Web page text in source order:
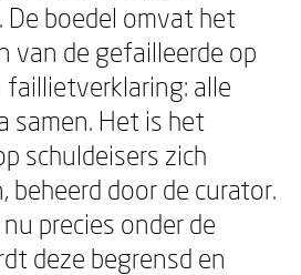
boedel omvat het
van de gefailleerde op
alle
samen. Het is het
schuldeisers zich
beheerd door de curator.
precies onder de
deze begrensd en